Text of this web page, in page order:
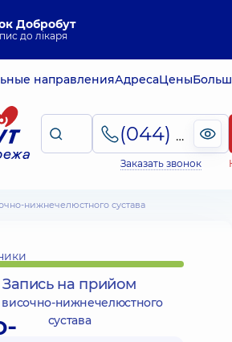
Добробут
до лікаря
направленияАдресаЦены
(044) 495-2-888
Заказать звонок
нижнечелюстного сустава
Запись на прийом
нижнечелюстного
сустава